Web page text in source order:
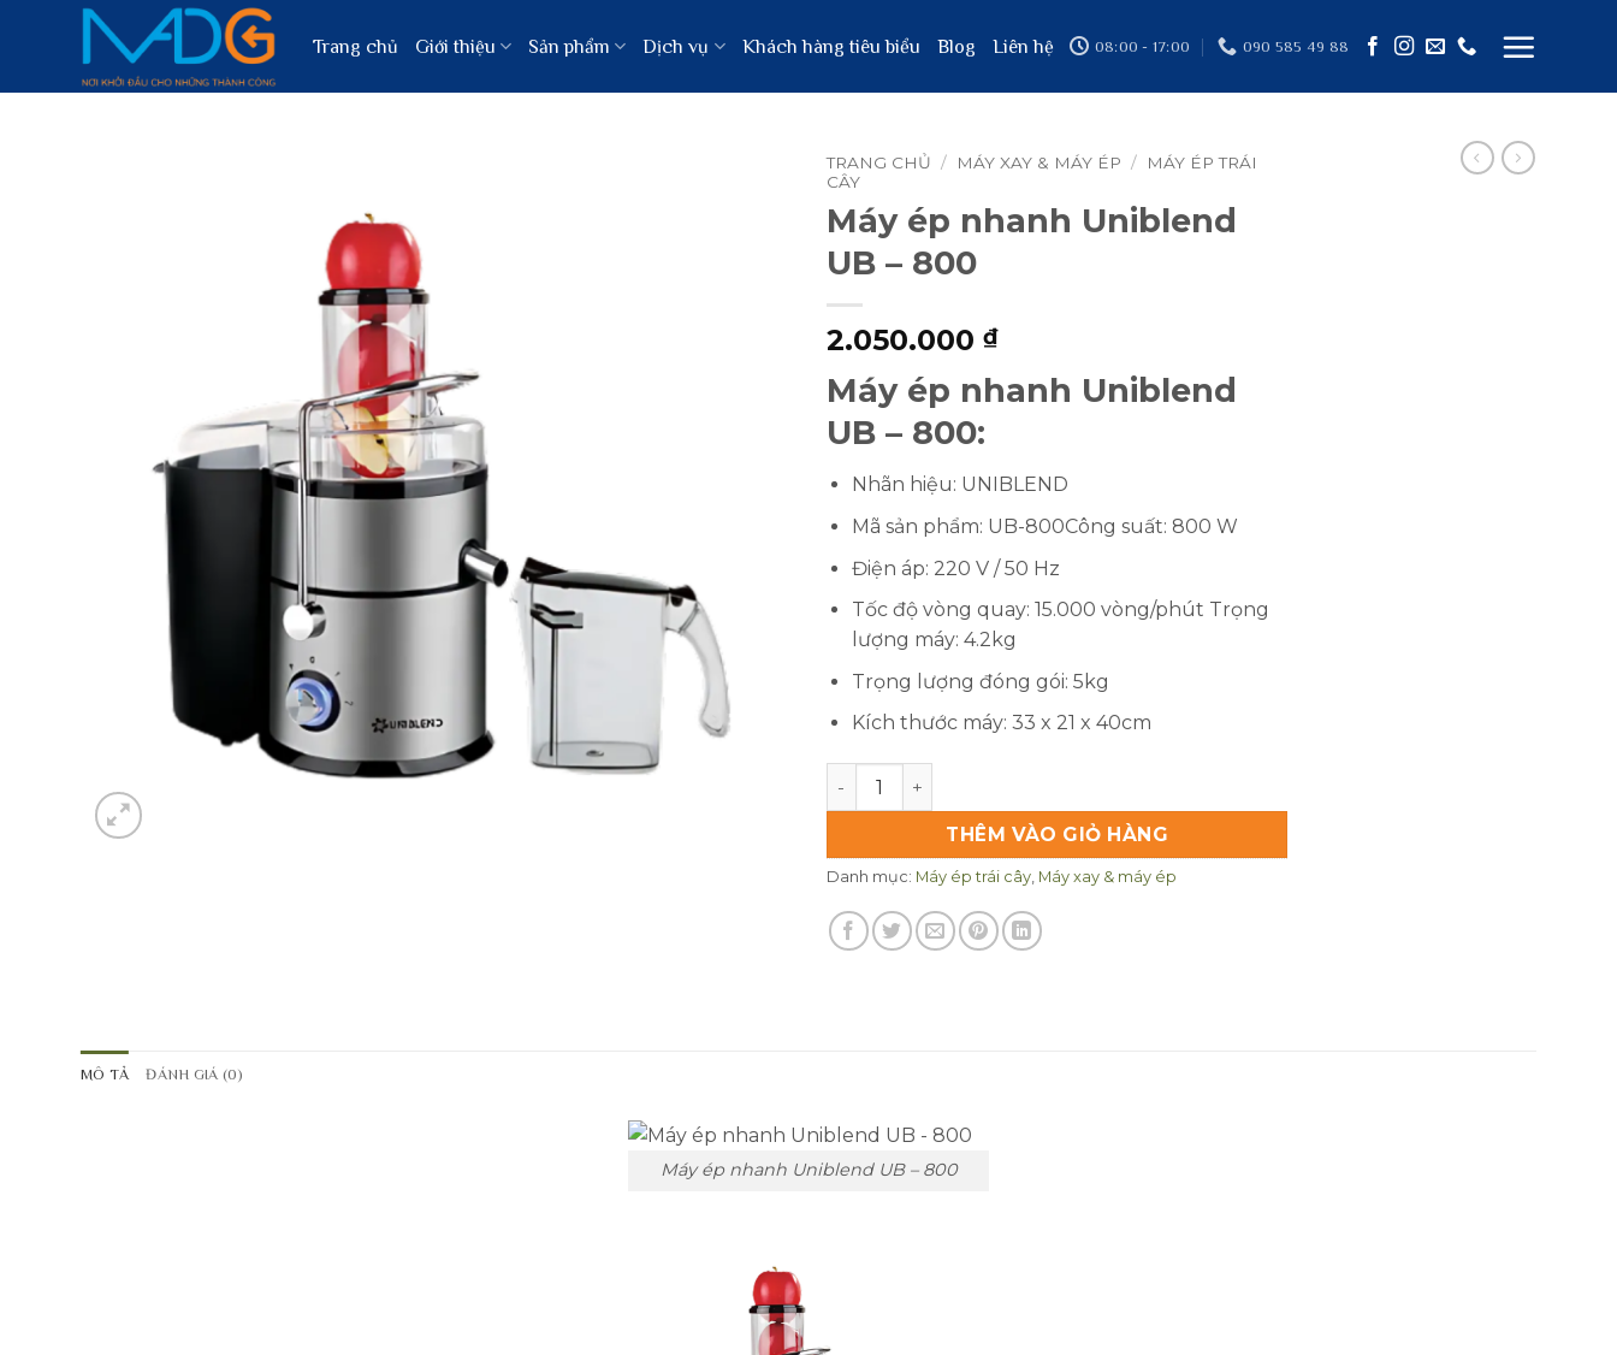
Trang chủ Giới thiệu Sản phẩm Dịch vụ Khách hàng tiêu biểu Blog Liên hệ 08:00 - 17:00 090 585 49 88
TRANG CHỦ / MÁY XAY & MÁY ÉP /
MÁY ÉP TRÁI
CÂY
Máy ép nhanh Uniblend
UB – 800
2.050.000 ₫
Máy ép nhanh Uniblend
UB – 800:
Nhãn hiệu: UNIBLEND
Mã sản phẩm: UB-800Công suất: 800 W
Điện áp: 220 V / 50 Hz
Tốc độ vòng quay: 15.000 vòng/phút Trọng
lượng máy: 4.2kg
Trọng lượng đóng gói: 5kg
Kích thước máy: 33 x 21 x 40cm
Máy ép nhanh Uniblend UB - 800 số lượng
THÊM VÀO GIỎ HÀNG
Danh mục: Máy ép trái cây, Máy xay & máy ép
MÔ TẢ ĐÁNH GIÁ (0)
Máy ép nhanh Uniblend UB – 800